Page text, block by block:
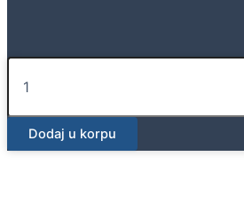
Geberit
Mepla
fi32/26
količina
Dodaj u korpu